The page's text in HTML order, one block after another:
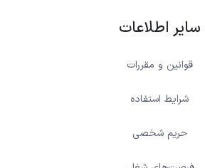
سایر اطلاعات
قوانین و مقررات
شرایط استفاده
حریم شخصی